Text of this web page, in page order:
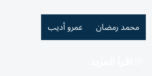
محمد رمضان عمرو أديب